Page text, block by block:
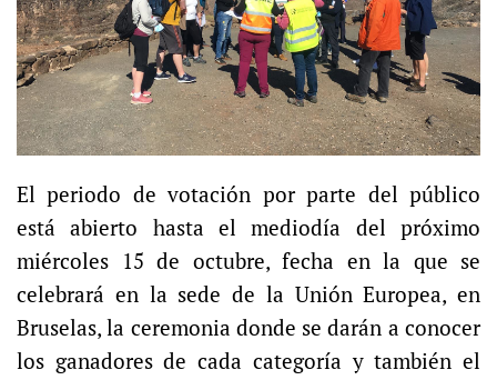
El periodo de votación por parte del público
está abierto hasta el mediodía del próximo
miércoles 15 de octubre, fecha en la que se
celebrará en la sede de la Unión Europea, en
Bruselas, la ceremonia donde se darán a conocer
los ganadores de cada categoría y también el